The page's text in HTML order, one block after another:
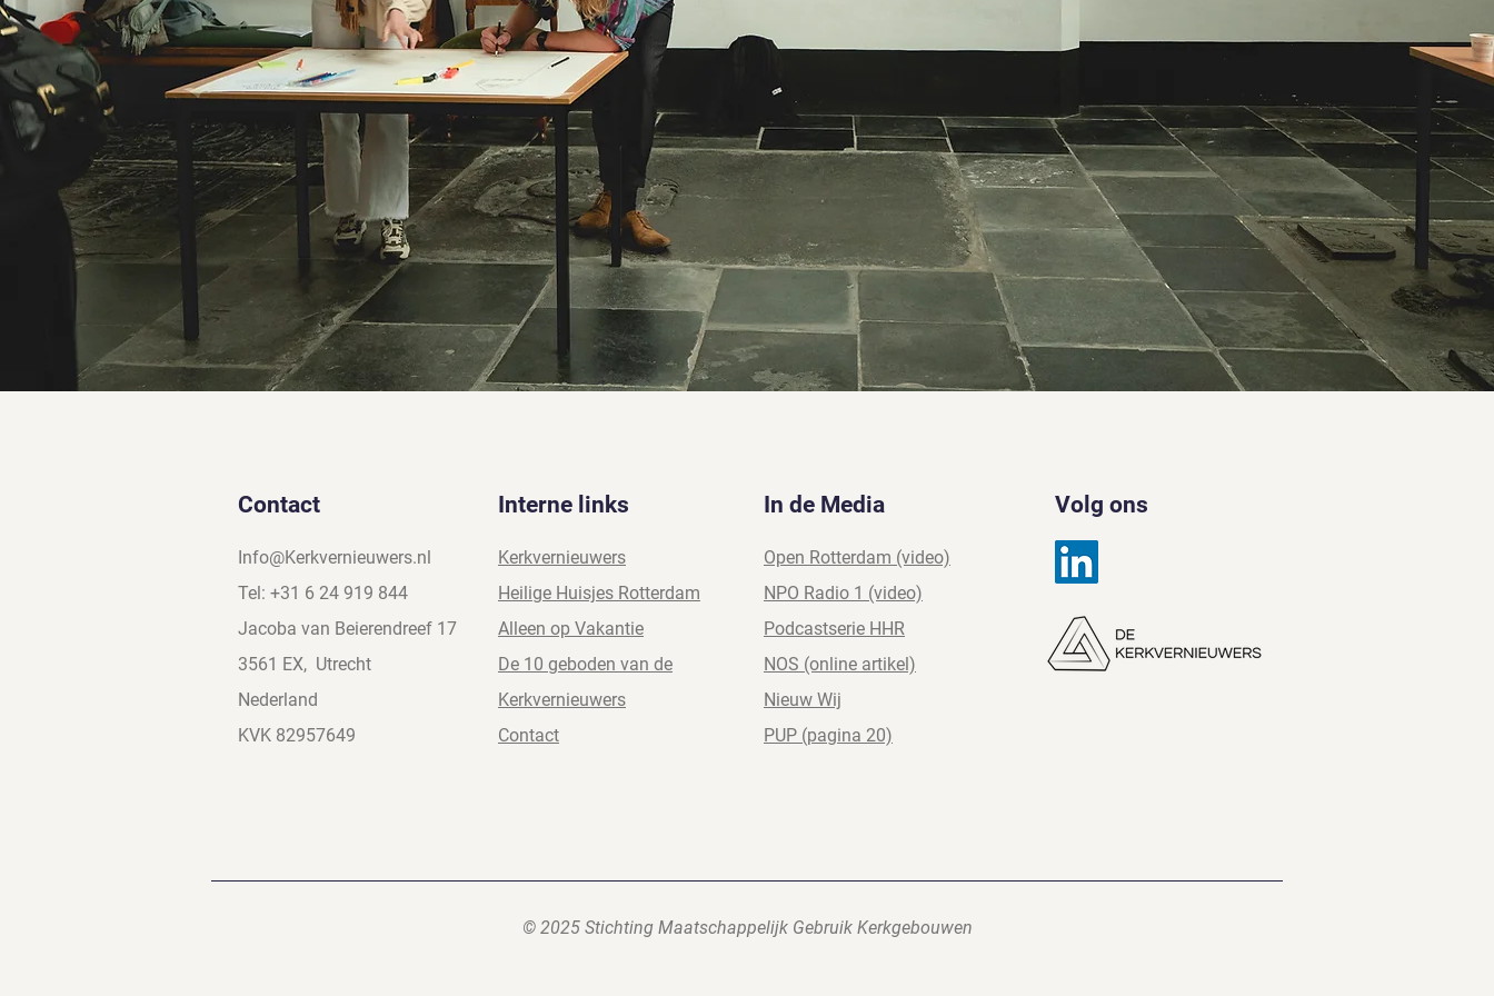
Contact
Info@Kerkvernieuwers.nl
Tel: +31 6 24 919 844
Jacoba van Beierendreef 17
3561 EX, Utrecht
Nederland
KVK 82957649
Interne links
Kerkvernieuwers
Heilige Huisjes Rotterdam
Alleen op Vakantie
De 10 geboden van de
Kerkvernieuwers
Contact
In de Media
Open Rotterdam (video)
NPO Radio 1 (video)
Podcastserie HHR
NOS (online artikel)
Nieuw Wij
PUP (pagina 20)
Volg ons
© 2025 Stichting Maatschappelijk Gebruik Kerkgebouwen